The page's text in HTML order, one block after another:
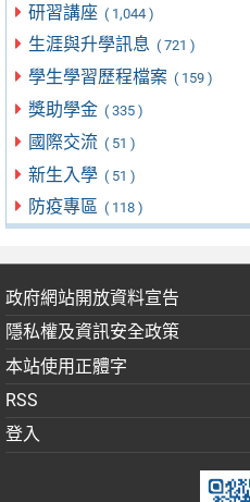
研習講座 ( 1,044 )
生涯與升學訊息 ( 721 )
學生學習歷程檔案 ( 159 )
獎助學金 ( 335 )
國際交流 ( 51 )
新生入學 ( 51 )
防疫專區 ( 118 )
政府網站開放資料宣告
隱私權及資訊安全政策
本站使用正體字
RSS
登入